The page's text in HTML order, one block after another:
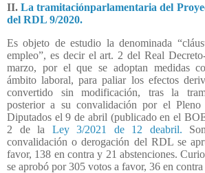
II.La tramitaciónparlamentaria del
del RDL 9/2020.
Es objeto de estudio la denominada
empleo”, es decir el art. 2 del Real
marzo, por el que se adoptan medidas
ámbito laboral, para paliar los efectos
convertido sin modificación, tras la
posterior a su convalidación por el
Diputados el 9 de abril (publicado en el
2 de la Ley 3/2021 de 12 deabril.
convalidación o derogación del RDL se
favor, 138 en contra y 21 abstenciones.
se aprobó por 305 votos a favor, 36 en